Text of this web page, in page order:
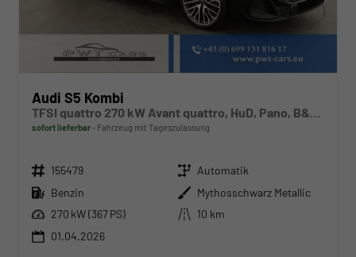
Audi S5 Kombi
sofort lieferbar Fahrzeug mit Tageszulassung
Fahrzeugnr. 155479 Getriebe Automatik
Kraftstoff Benzin Außenfarbe Mythosschwarz Metallic
Leistung 270 kW (367 PS) Kilometerstand
10 km
01.04.2026